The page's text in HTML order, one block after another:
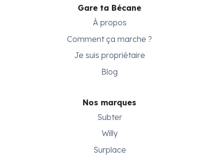
Gare ta Bécane
À propos
Comment ça marche ?
Je suis propriétaire
Blog
Nos marques
Subter
Willy
Surplace